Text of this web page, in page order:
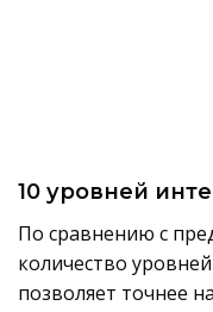
10 уровней
По сравнению с
количество
позволяет точнее